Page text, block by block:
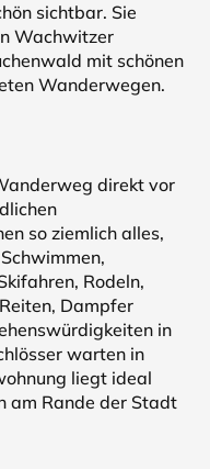
sichtbar. Sie
Wachwitzer
mit schönen
Wanderwegen.
direkt vor
so ziemlich alles,
Rodeln,
Dampfer
in
warten in
liegt ideal
am Rande der Stadt